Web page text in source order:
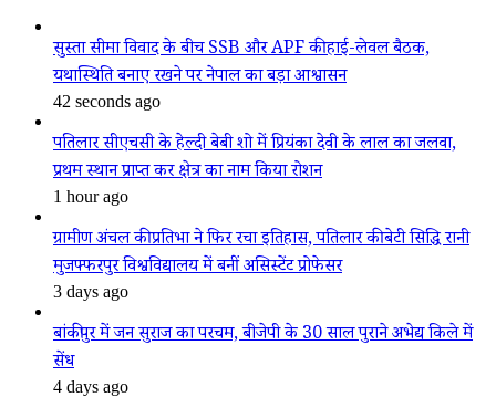
सुस्ता सीमा विवाद के बीच SSB और APF की हाई-लेवल बैठक,
यथास्थिति बनाए रखने पर नेपाल का बड़ा आश्वासन
42 seconds ago
पतिलार सीएचसी के हेल्दी बेबी शो में प्रियंका देवी के लाल का जलवा,
प्रथम स्थान प्राप्त कर क्षेत्र का नाम किया रोशन
1 hour ago
ग्रामीण अंचल की प्रतिभा ने फिर रचा इतिहास, पतिलार की बेटी सिद्धि रानी
मुजफ्फरपुर विश्वविद्यालय में बनीं असिस्टेंट प्रोफेसर
3 days ago
बांकीपुर में जन सुराज का परचम, बीजेपी के 30 साल पुराने अभेद्य किले में
सेंध
4 days ago